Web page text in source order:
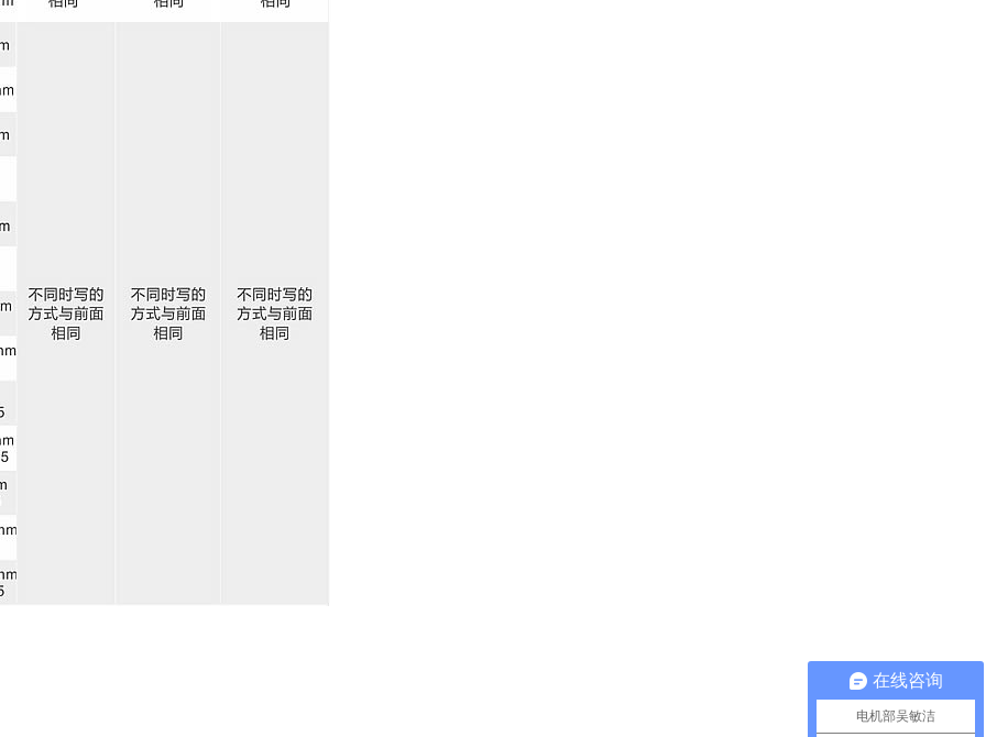
在线咨询
电机部吴敏洁